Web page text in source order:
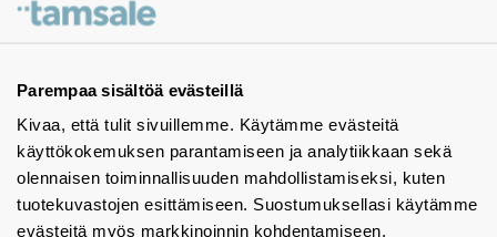
Parempaa sisältöä evästeillä
Kivaa, että tulit sivuillemme. Käytämme evästeitä
käyttökokemuksen parantamiseen ja analytiikkaan sekä
olennaisen toiminnallisuuden mahdollistamiseksi, kuten
tuotekuvastojen esittämiseen. Suostumuksellasi käytämme
evästeitä myös markkinoinnin kohdentamiseen.
Ota yhteyttä - autamme mielellämme
Tuotekuvastot
Instagram
BIM-objektit
Yhteystiedot